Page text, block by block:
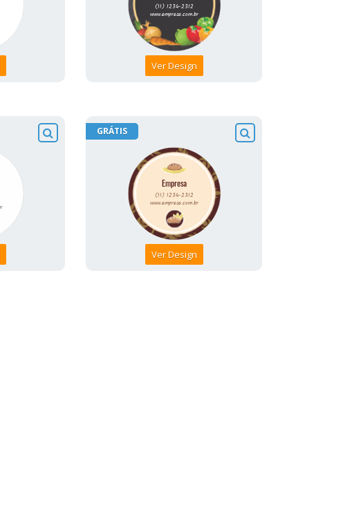
Ver Design
GRÁTIS
Ver Design